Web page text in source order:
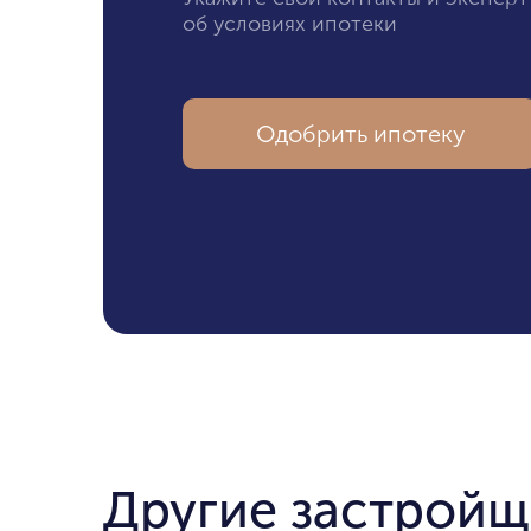
об условиях ипотеки
Одобрить ипотеку
Другие